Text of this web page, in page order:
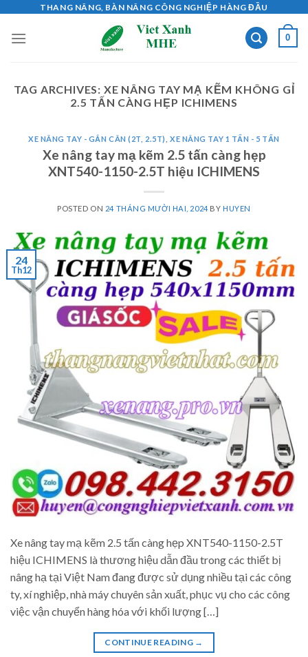
content
THANG NÂNG, BÀN NÂNG CÔNG NGHIỆP HÀNG ĐẦU
0
TAG ARCHIVES: XE NÂNG TAY MẠ KẼM KHÔNG GỈ
2.5 TẤN CÀNG HẸP ICHIMENS
XE NÂNG TAY - GẮN CÂN (2T, 2.5T) ,XE NÂNG TAY 1 TẤN - 5 TẤN
Xe nâng tay mạ kẽm 2.5 tấn càng hẹp
XNT540-1150-2.5T hiệu ICHIMENS
POSTED ON 24 THÁNG MƯỜI HAI, 2024 BY HUYEN
24
Th12
Xe nâng tay mạ kẽm 2.5 tấn càng hẹp XNT540-1150-2.5T
hiệu ICHIMENS là thương hiệu dẫn đầu trong các thiết bị
nâng hạ tại Việt Nam đang được sử dụng nhiều tại các công
ty, xí nghiệp, nhà máy chuyên sản xuất, phục vụ cho các công
việc vận chuyển hàng hóa với khối lượng […]
CONTINUE READING →